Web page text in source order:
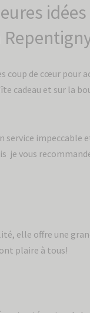
coup de cœur pour
cadeau et sur la
service impeccable
je vous
elle offre une
plaire à tous!